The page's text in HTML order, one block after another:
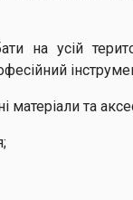
на усій
матеріали та